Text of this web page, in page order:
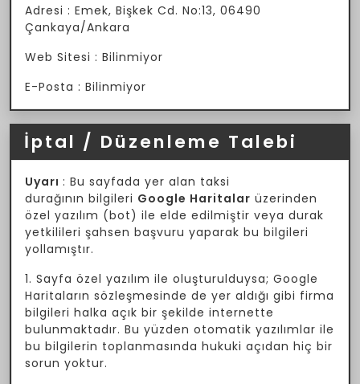
Adresi : Emek, Bişkek Cd. No:13, 06490
Çankaya/Ankara
Web Sitesi : Bilinmiyor
E-Posta : Bilinmiyor
İptal / Düzenleme Talebi
Uyarı : Bu sayfada yer alan taksi
durağının bilgileri Google Haritalar üzerinden
özel yazılım (bot) ile elde edilmiştir veya durak
yetkilileri şahsen başvuru yaparak bu bilgileri
yollamıştır.
1. Sayfa özel yazılım ile oluşturulduysa; Google
Haritaların sözleşmesinde de yer aldığı gibi firma
bilgileri halka açık bir şekilde internette
bulunmaktadır. Bu yüzden otomatik yazılımlar ile
bu bilgilerin toplanmasında hukuki açıdan hiç bir
sorun yoktur.